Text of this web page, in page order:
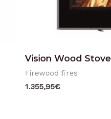
Vision Wood Stove
Firewood fires
1.355,95€